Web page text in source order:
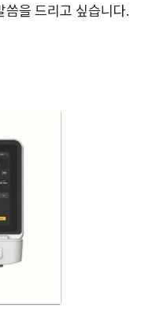
씀을 드리고 싶습니다.